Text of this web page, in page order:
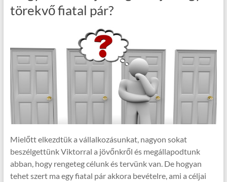
törekvő fiatal pár?
Mielőtt elkezdtük a vállalkozásunkat, nagyon sokat
beszélgettünk Viktorral a jövőnkről és megállapodtunk
abban, hogy rengeteg célunk és tervünk van. De hogyan
tehet szert ma egy fiatal pár akkora bevételre, ami a céljai